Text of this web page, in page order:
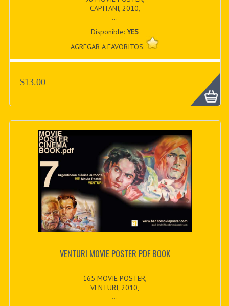
CAPITANI, 2010,
...
Disponible:YES
AGREGAR A FAVORITOS:
$13.00
VENTURI MOVIE POSTER PDF BOOK
165 MOVIE POSTER,
VENTURI, 2010,
...